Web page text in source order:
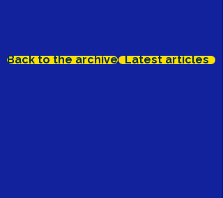
Back to the archive Latest articles